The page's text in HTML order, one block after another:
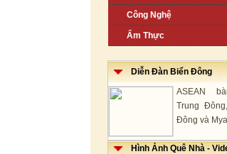
Công Nghệ
Ẩm Thực
Diễn Đàn Biển Đông
ASEAN
Trung
Đông và
Hình Ảnh Quê Nhà -